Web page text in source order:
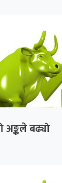
अङ्कले बढ्यो